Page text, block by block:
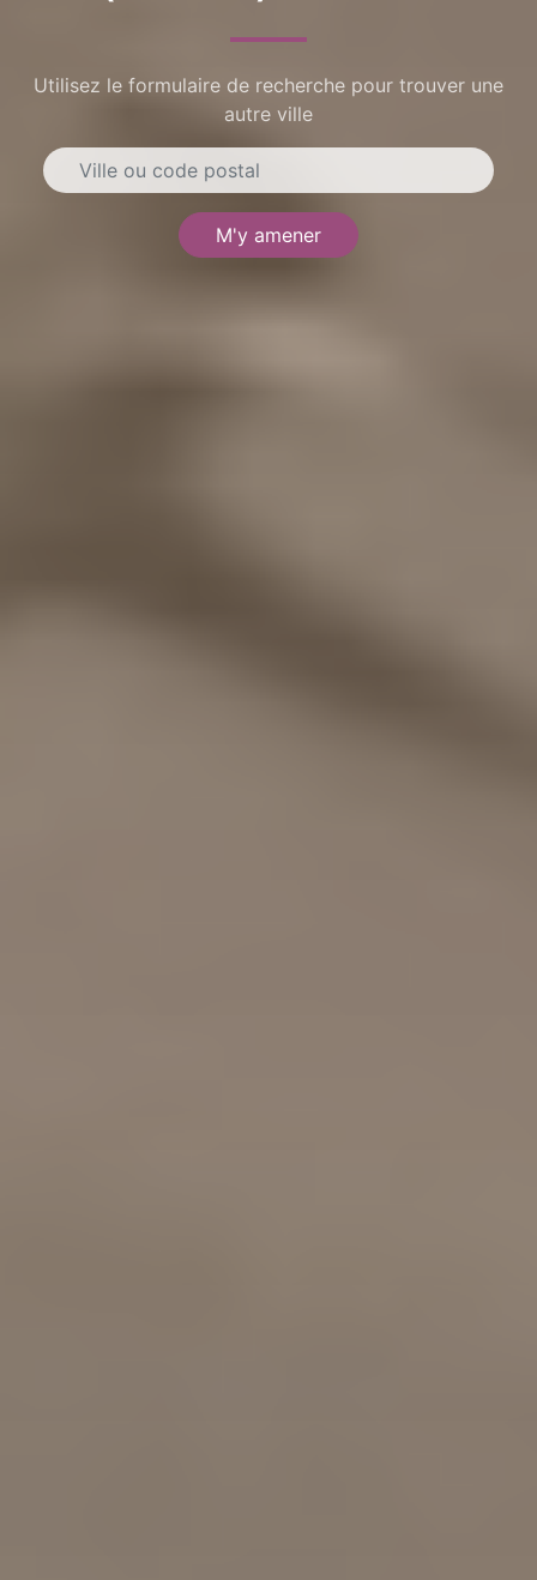
Utilisez le formulaire de recherche pour trouver une
autre ville
M'y amener